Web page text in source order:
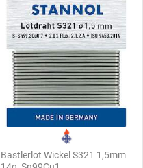
Bastlerlot Wickel S321 1,5mm